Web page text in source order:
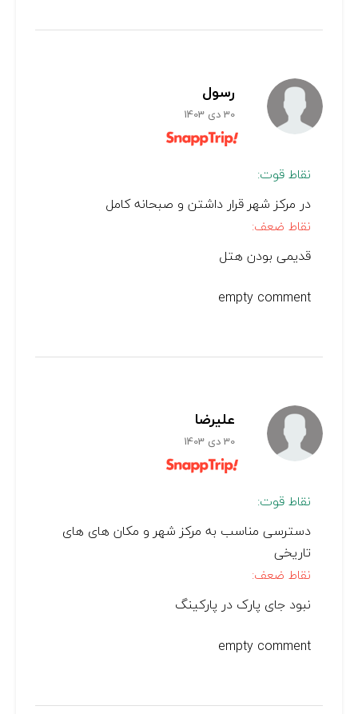
رسول
30 دی 1403
نقاط قوت:
در مرکز شهر قرار داشتن و صبحانه کامل
نقاط ضعف:
قدیمی بودن هتل
empty comment
علیرضا
30 دی 1403
نقاط قوت:
دسترسی مناسب به مرکز شهر و مکان های های
تاریخی
نقاط ضعف:
نبود جای پارک در پارکینگ
empty comment